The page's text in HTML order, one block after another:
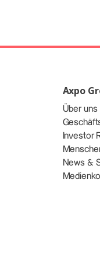
Axpo
Über uns
Investor
News &